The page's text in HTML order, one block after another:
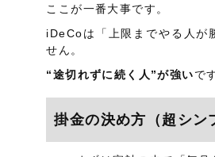
ここが一番大事です。
iDeCoは「上限までやる人が
せん。
“途切れずに続く人”が強いで
掛金の決め方（超シン